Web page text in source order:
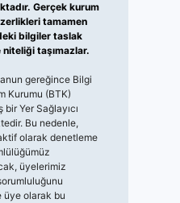
Gerçek kurum
tamamen
bilgiler taslak
taşımazlar.
gereğince Bilgi
Kurumu (BTK)
bir Yer Sağlayıcı
Bu nedenle,
olarak denetleme
üyelerimiz
üye olarak bu